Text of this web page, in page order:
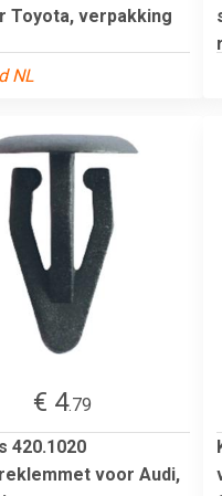
Toyota, verpakking
NL
€ 4.79
420.1020
voor Audi,